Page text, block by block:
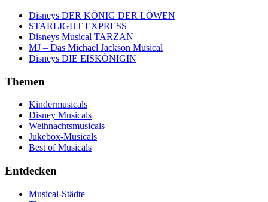
Disneys DER KÖNIG DER LÖWEN
STARLIGHT EXPRESS
Disneys Musical TARZAN
MJ – Das Michael Jackson Musical
Disneys DIE EISKÖNIGIN
Themen
Kindermusicals
Disney Musicals
Weihnachtsmusicals
Jukebox-Musicals
Best of Musicals
Entdecken
Musical-Städte